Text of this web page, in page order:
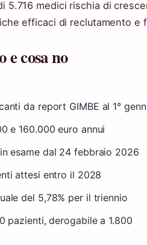
5.716 medici rischia di
efficaci di reclutamento e
e cosa no
da report GIMBE al 1°
e 160.000 euro annui
esame dal 24 febbraio 2026
attesi entro il 2028
del 5,78% per il triennio
pazienti, derogabile a 1.800